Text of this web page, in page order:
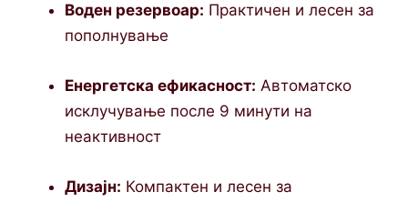
Воден резервоар: Практичен и лесен за
пополнување
Енергетска ефикасност: Автоматско
исклучување после 9 минути на
неактивност
Дизајн: Компактен и лесен за